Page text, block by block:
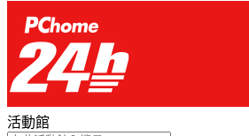
活動館